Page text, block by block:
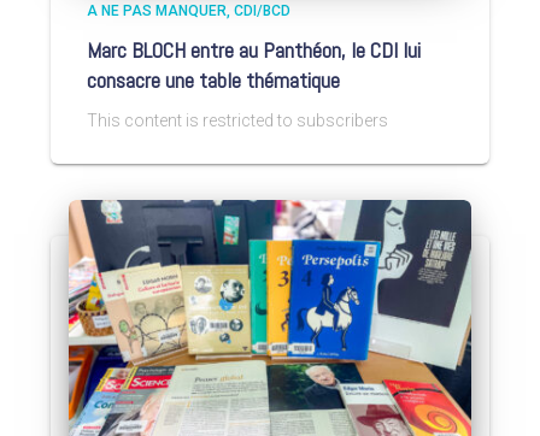
A NE PAS MANQUER CDI/BCD
Marc BLOCH entre au Panthéon, le CDI lui
consacre une table thématique
This content is restricted to subscribers